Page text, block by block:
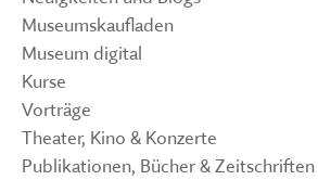
Museumskaufladen
Museum digital
Kurse
Vorträge
Theater, Kino & Konzerte
Publikationen, Bücher & Zeitschriften